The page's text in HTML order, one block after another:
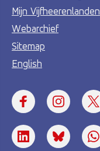
Mijn Vijfheerenlanden
Webarchief
Sitemap
English